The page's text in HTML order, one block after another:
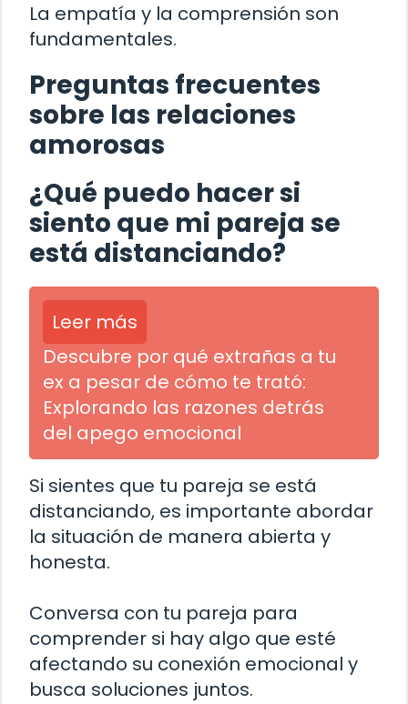
La empatía y la comprensión son
fundamentales.
Preguntas frecuentes
sobre las relaciones
amorosas
¿Qué puedo hacer si
siento que mi pareja se
está distanciando?
Leer más
Descubre por qué extrañas a tu
ex a pesar de cómo te trató:
Explorando las razones detrás
del apego emocional
Si sientes que tu pareja se está
distanciando, es importante abordar
la situación de manera abierta y
honesta.
Conversa con tu pareja para
comprender si hay algo que esté
afectando su conexión emocional y
busca soluciones juntos.